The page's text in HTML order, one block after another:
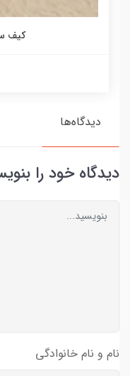
کیف
دیدگاه‌ها
دیدگاه خود را
نام و نام خانوادگی